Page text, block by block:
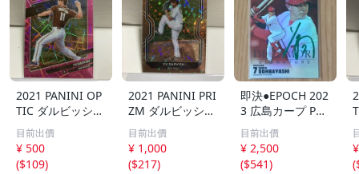
2021 PANINI OP
TIC ダルビッシュ
有 249枚限定
シリアルカード
パドレス
目前出價
¥ 500
($109)
2021 PANINI PRI
ZM ダルビッシュ
有 40枚限定
シリアルカード
パドレス
目前出價
¥ 1,000
($217)
即決●EPOCH 202
3 広島カープ PRE
MIER EDITION
堂林翔太 /5枚限
定 デコモリ緑箔
目前出價
¥ 2,500
($541)
(